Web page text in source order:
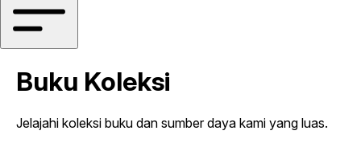
Buku Koleksi
Jelajahi koleksi buku dan sumber daya kami yang luas.